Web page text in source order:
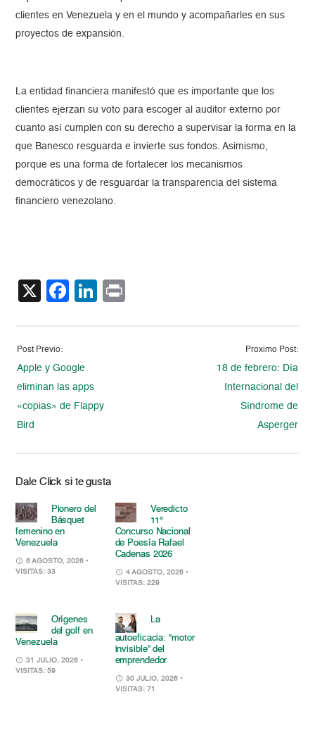
clientes en Venezuela y en el mundo y acompañarles en sus
proyectos de expansión.
La entidad financiera manifestó que es importante que los
clientes ejerzan su voto para escoger al auditor externo por
cuanto así cumplen con su derecho a supervisar la forma en la
que Banesco resguarda e invierte sus fondos. Asimismo,
porque es una forma de fortalecer los mecanismos
democráticos y de resguardar la transparencia del sistema
financiero venezolano.
X Facebook
LinkedIn
Post Previo:
Apple y Google
eliminan las apps
«copias» de Flappy
Bird
Proximo Post:
18 de febrero: Día
Internacional del
Síndrome de
Asperger
Dale Click si te gusta
Pionero del
Básquet
femenino en
Venezuela
6 AGOSTO, 2026 •
VISITAS: 33
Veredicto
11°
Concurso Nacional
de Poesía Rafael
Cadenas 2026
4 AGOSTO, 2026 •
VISITAS: 229
Orígenes
del golf en
Venezuela
31 JULIO, 2026 •
VISITAS: 59
La
autoeficacia: “motor
invisible” del
emprendedor
30 JULIO, 2026 •
VISITAS: 71